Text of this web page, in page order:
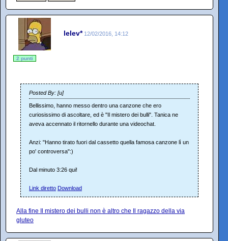
lelev* 12/02/2016, 14:12
2 punti
Posted By: [u]
Bellissimo, hanno messo dentro una canzone che ero
curiosissimo di ascoltare, ed è "Il mistero dei bulli". Tanica ne
aveva accennato il ritornello durante una videochat.
Anzi: "Hanno tirato fuori dal cassetto quella famosa canzone lì un
po' controversa":)
Dal minuto 3:26 qui!
Link diretto Download
Alla fine Il mistero dei bulli non è altro che Il ragazzo della via
gluteo